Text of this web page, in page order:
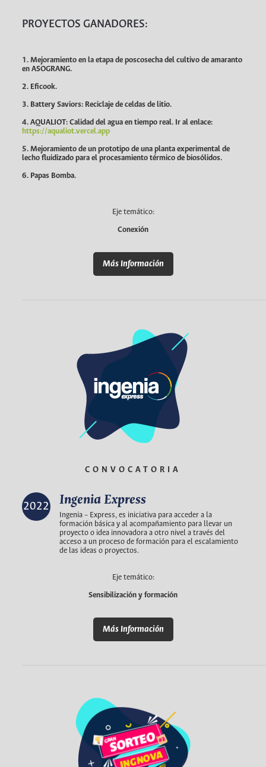
PROYECTOS GANADORES:
1. Mejoramiento en la etapa de poscosecha del cultivo de amaranto
en ASOGRANG.
2. Eficook.
3. Battery Saviors: Reciclaje de celdas de litio.
4. AQUALIOT: Calidad del agua en tiempo real. Ir al enlace:
https://aqualiot.vercel.app
5. Mejoramiento de un prototipo de una planta experimental de
lecho fluidizado para el procesamiento térmico de biosólidos.
6. Papas Bomba.
Eje temático:
Conexión
Más Información
CONVOCATORIA
2022 Ingenia Express
Ingenia – Express, es iniciativa para acceder a la
formación básica y al acompañamiento para llevar un
proyecto o idea innovadora a otro nivel a través del
acceso a un proceso de formación para el escalamiento
de las ideas o proyectos.
Eje temático:
Sensibilización y formación
Más Información